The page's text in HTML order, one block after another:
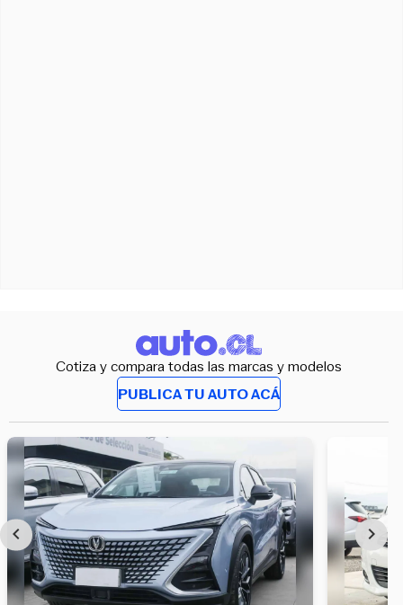
Cotiza y compara todas las marcas y modelos
PUBLICA TU AUTO ACÁ